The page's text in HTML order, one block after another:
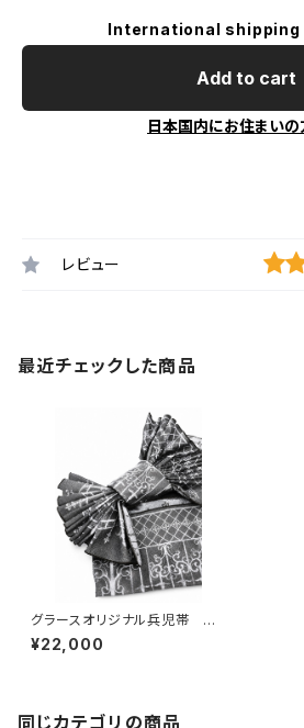
International shipping
Add to cart
日本国内にお住まいの
レビュー
最近チェックした商品
グラースオリジナル兵児帯 ア
イアンフェンス ブラック×ホワ
イト ポリエステル100％
¥22,000
同じカテゴリの商品